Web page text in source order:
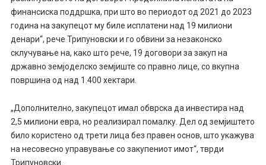
финансиска поддршка, при што во периодот од 2021 до 2023
година на закупецот му биле исплатени над 19 милиони
денари“, рече Трипуновски и го обвини за незаконско
склучување на, како што рече, 19 договори за закуп на
државно земјоделско земјиште со правно лице, со вкупна
површина од над 1.400 хектари.
„Дополнително, закупецот имал обврска да инвестира над
2,5 милиони евра, но реализирал помалку. Дел од земјиштето
било користено од трети лица без правен основ, што укажува
на несовесно управување со закупениот имот“, тврди
Трипуновски.